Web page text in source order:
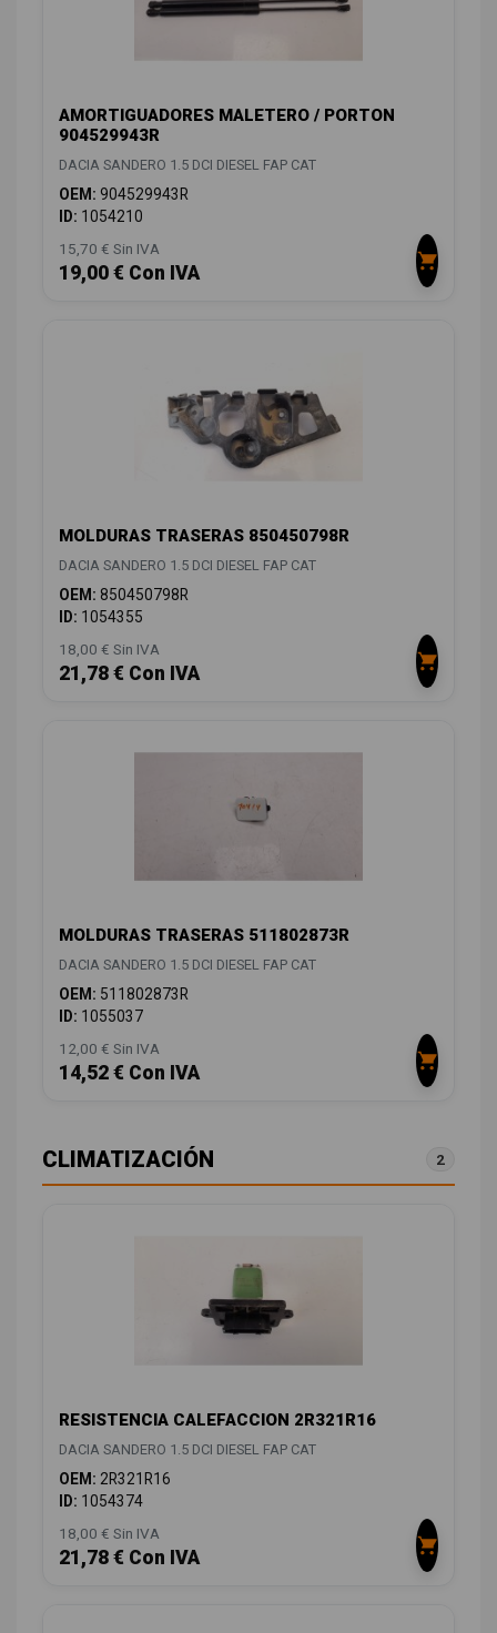
AMORTIGUADORES MALETERO / PORTON
904529943R
DACIA SANDERO 1.5 DCI DIESEL FAP CAT
OEM: 904529943R
ID: 1054210
15,70 € Sin IVA
19,00 € Con IVA
MOLDURAS TRASERAS 850450798R
DACIA SANDERO 1.5 DCI DIESEL FAP CAT
OEM: 850450798R
ID: 1054355
18,00 € Sin IVA
21,78 € Con IVA
MOLDURAS TRASERAS 511802873R
DACIA SANDERO 1.5 DCI DIESEL FAP CAT
OEM: 511802873R
ID: 1055037
12,00 € Sin IVA
14,52 € Con IVA
CLIMATIZACIÓN 2
RESISTENCIA CALEFACCION 2R321R16
DACIA SANDERO 1.5 DCI DIESEL FAP CAT
OEM: 2R321R16
ID: 1054374
18,00 € Sin IVA
21,78 € Con IVA